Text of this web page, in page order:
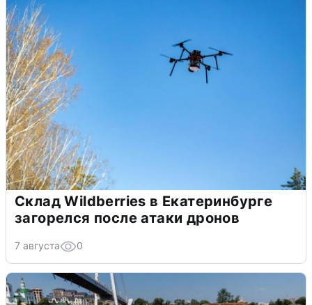
Склад Wildberries в Екатеринбурге
загорелся после атаки дронов
7 августа 0